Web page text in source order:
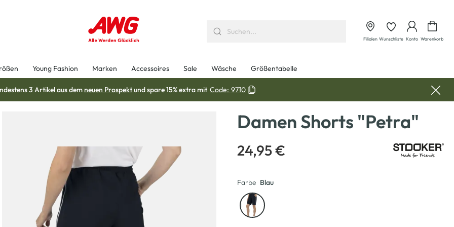
Filialen Wunschliste Konto Warenkorb
Young Fashion Marken Accessoires Sale Wäsche Größentabelle
3 Artikel aus demneuen Prospektund spare 15% extra mit Code: 9710
Damen Shorts "Petra"
24,95 €
Farbe Blau